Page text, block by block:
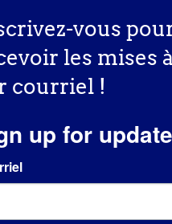
pour
vous
les mises
courriel !
up for